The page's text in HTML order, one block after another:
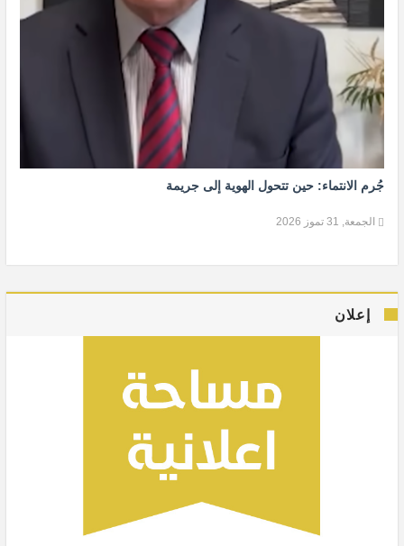
جُرم الانتماء: حين تتحول الهوية إلى جريمة
الجمعة, 31 تموز 2026
إعلان